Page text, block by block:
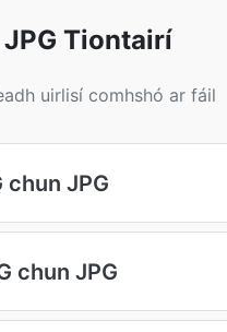
JPG Tiontairí
uirlisí comhshó ar fáil
chun JPG
chun JPG